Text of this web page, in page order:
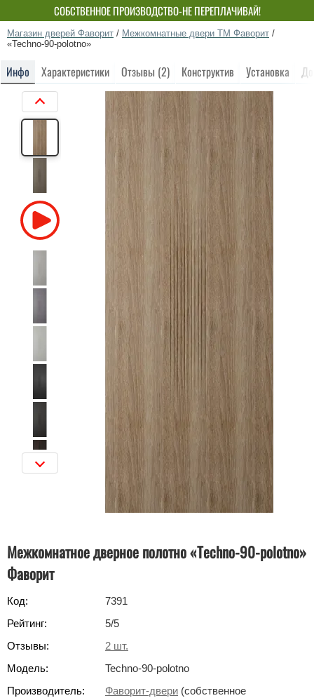
СОБСТВЕННОЕ ПРОИЗВОДСТВО-НЕ ПЕРЕПЛАЧИВАЙ!
Магазин дверей Фаворит / Межкомнатные двери ТМ Фаворит /
«Techno-90-polotno»
Инфо Характеристики Отзывы (2) Конструктив Установка
Межкомнатное дверное полотно «Techno-90-polotno»
Фаворит
Код:
7391
Рейтинг:
5/5
Отзывы:
2 шт.
Модель:
Techno-90-polotno
Производитель:
Фаворит-двери (собственное